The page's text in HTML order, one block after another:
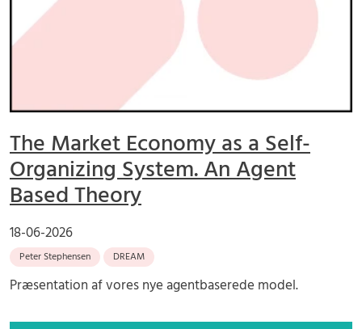
The Market Economy as a Self-
Organizing System. An Agent
Based Theory
18-06-2026
Peter Stephensen DREAM
Præsentation af vores nye agentbaserede model.